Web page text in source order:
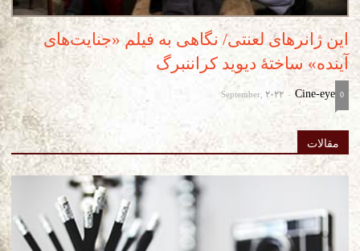
این ژانرهای لعنتی/ نگاهی به فیلم «جنایت‌های
آینده» ساختۀ دیوید کراننبرگ
Cine-eye
-
September, 2022 0
مقالات